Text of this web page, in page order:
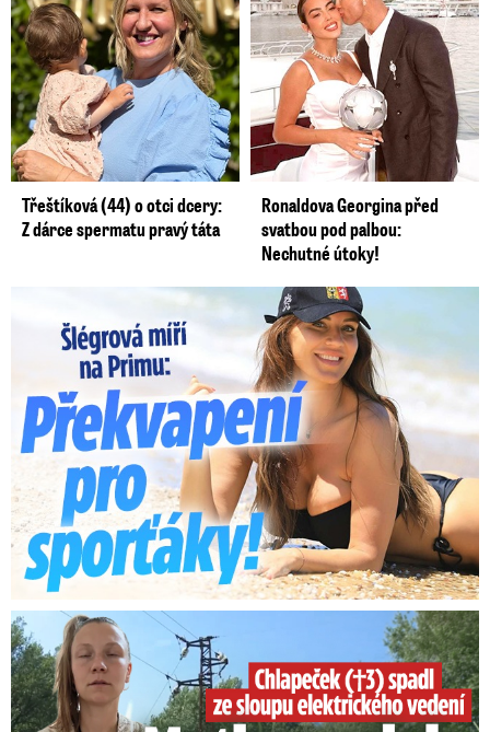
Třeštíková (44) o otci dcery:
Z dárce spermatu pravý táta
Ronaldova Georgina před
svatbou pod palbou:
Nechutné útoky!
Lucie Šlégrová míří na Primu. Překvapení pro sporťáky!
Smrtelný pád chlapce: Matka vydala vyjádření na 16 stran